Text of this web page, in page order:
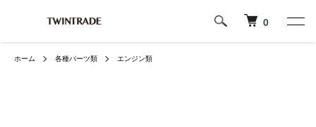
0
ホーム 各種パーツ類 エンジン類